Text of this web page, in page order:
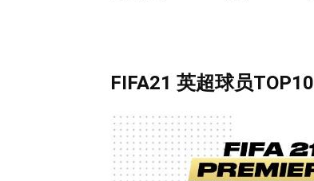
FIFA21 英超球员TOP10